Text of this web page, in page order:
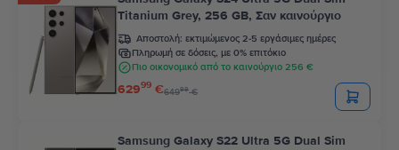
Titanium Grey, 256 GB, Σαν καινούργιο
Αποστολή: εκτιμώμενος 2-5 εργάσιμες ημέρες
Πληρωμή σε δόσεις, με 0% επιτόκιο
Πιο οικονομικό από το καινούργιο 256 €
62999 €64999€
Samsung Galaxy S22 Ultra 5G Dual Sim